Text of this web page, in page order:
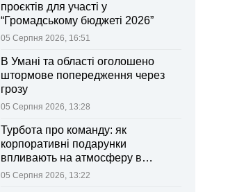
проєктів для участі у
“Громадському бюджеті 2026”
05 Серпня 2026, 16:51
В Умані та області оголошено
штормове попередження через
грозу
05 Серпня 2026, 13:28
Турбота про команду: як
корпоративні подарунки
впливають на атмосферу в
колективі
05 Серпня 2026, 13:22